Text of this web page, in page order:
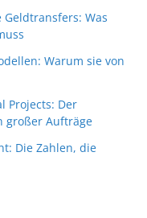
Was
Warum sie von
Projects: Der
großer Aufträge
Die Zahlen, die